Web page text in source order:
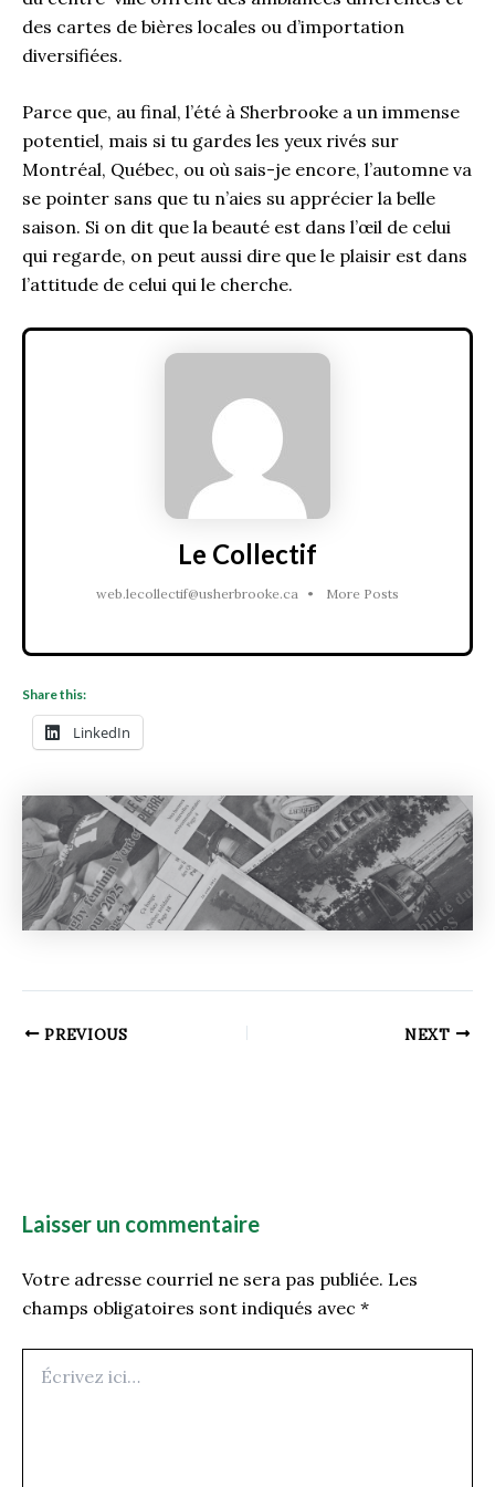
des cartes de bières locales ou d’importation
diversifiées.
Parce que, au final, l’été à Sherbrooke a un immense
potentiel, mais si tu gardes les yeux rivés sur
Montréal, Québec, ou où sais-je encore, l’automne va
se pointer sans que tu n’aies su apprécier la belle
saison. Si on dit que la beauté est dans l’œil de celui
qui regarde, on peut aussi dire que le plaisir est dans
l’attitude de celui qui le cherche.
Le Collectif
web.lecollectif@usherbrooke.ca • More Posts
Share this:
LinkedIn
PREVIOUS NEXT
Laisser un commentaire
Votre adresse courriel ne sera pas publiée. Les
champs obligatoires sont indiqués avec *
ici…